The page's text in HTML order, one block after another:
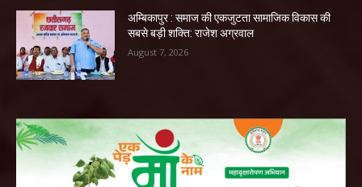
अम्बिकापुर : समाज की एकजुटता सामाजिक विकास की
सबसे बड़ी शक्ति: राजेश अग्रवाल
August 7, 2026